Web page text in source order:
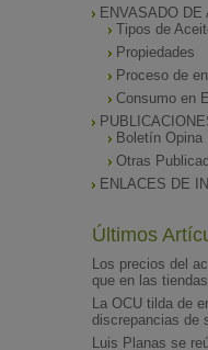
ENVASADO DE
Tipos de
Propiedades
Proceso de
Consumo en
Boletín Opina
Otras
ENLACES DE
Últimos
Los precios del
que en las tiendas
La OCU tilda de
discrepancias de
Luis Planas se